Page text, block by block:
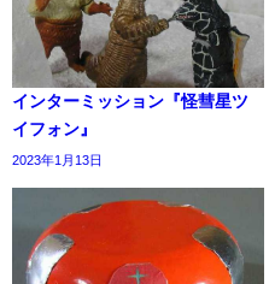
インターミッション『怪彗星ツ
イフォン』
2023年1月13日